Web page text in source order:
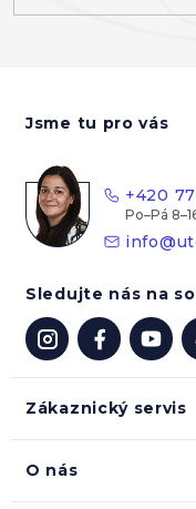
Zákaznický servis
O nás
Jsme tu pro vás
+420
info@
Sledujte nás na